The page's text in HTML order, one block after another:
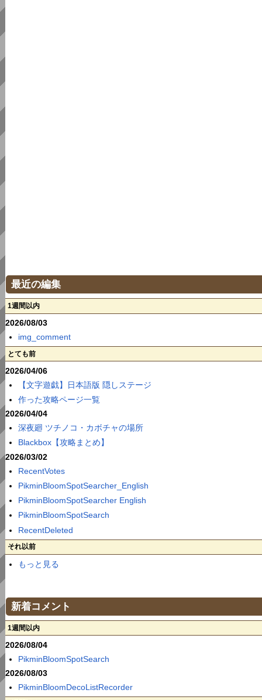
最近の編集
1週間以内
2026/08/03
img_comment
とても前
2026/04/06
【文字遊戯】日本語版 隠しステージ
作った攻略ページ一覧
2026/04/04
深夜廻 ツチノコ・カボチャの場所
Blackbox【攻略まとめ】
2026/03/02
RecentVotes
PikminBloomSpotSearcher_English
PikminBloomSpotSearcher English
PikminBloomSpotSearch
RecentDeleted
それ以前
もっと見る
新着コメント
1週間以内
2026/08/04
PikminBloomSpotSearch
2026/08/03
PikminBloomDecoListRecorder